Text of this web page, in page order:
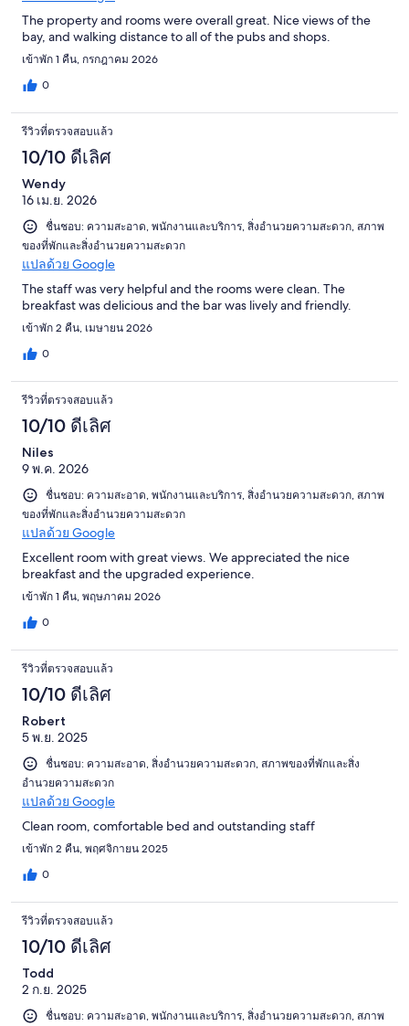
The property and rooms were overall great. Nice views of the
bay, and walking distance to all of the pubs and shops.
เข้าพัก 1 คืน, กรกฎาคม 2026
0
รีวิวที่ตรวจสอบแล้ว
10/10 ดีเลิศ
Wendy
16 เม.ย. 2026
ชื่นชอบ: ความสะอาด, พนักงานและบริการ, สิ่งอำนวยความสะดวก, สภาพ
ของที่พักและสิ่งอำนวยความสะดวก
แปลด้วย Google
The staff was very helpful and the rooms were clean. The
breakfast was delicious and the bar was lively and friendly.
เข้าพัก 2 คืน, เมษายน 2026
0
รีวิวที่ตรวจสอบแล้ว
10/10 ดีเลิศ
Niles
9 พ.ค. 2026
ชื่นชอบ: ความสะอาด, พนักงานและบริการ, สิ่งอำนวยความสะดวก, สภาพ
ของที่พักและสิ่งอำนวยความสะดวก
แปลด้วย Google
Excellent room with great views. We appreciated the nice
breakfast and the upgraded experience.
เข้าพัก 1 คืน, พฤษภาคม 2026
0
รีวิวที่ตรวจสอบแล้ว
10/10 ดีเลิศ
Robert
5 พ.ย. 2025
ชื่นชอบ: ความสะอาด, สิ่งอำนวยความสะดวก, สภาพของที่พักและสิ่ง
อำนวยความสะดวก
แปลด้วย Google
Clean room, comfortable bed and outstanding staff
เข้าพัก 2 คืน, พฤศจิกายน 2025
0
รีวิวที่ตรวจสอบแล้ว
10/10 ดีเลิศ
Todd
2 ก.ย. 2025
ชื่นชอบ: ความสะอาด, พนักงานและบริการ, สิ่งอำนวยความสะดวก, สภาพ